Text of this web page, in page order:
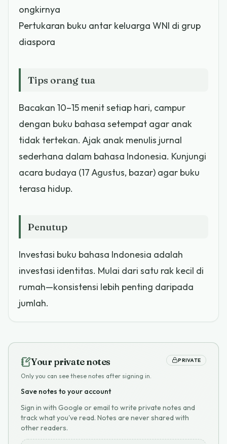
ongkirnya
Pertukaran buku antar keluarga WNI di grup
diaspora
Tips orang tua
Bacakan 10–15 menit setiap hari, campur
dengan buku bahasa setempat agar anak
tidak tertekan. Ajak anak menulis jurnal
sederhana dalam bahasa Indonesia. Kunjungi
acara budaya (17 Agustus, bazar) agar buku
terasa hidup.
Penutup
Investasi buku bahasa Indonesia adalah
investasi identitas. Mulai dari satu rak kecil di
rumah—konsistensi lebih penting daripada
jumlah.
Your private notes
Only you can see these notes after signing in.
PRIVATE
Save notes to your account
Sign in with Google or email to write private notes and
track what you've read. Notes are never shared with
other readers.